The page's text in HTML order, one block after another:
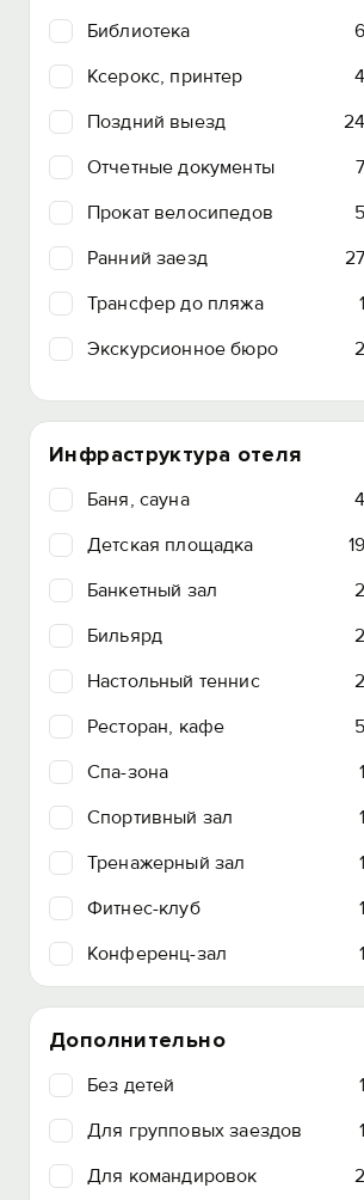
Библиотека
6
Ксерокс, принтер
4
Поздний выезд
24
Отчетные документы
7
Прокат велосипедов
5
Ранний заезд
27
Трансфер до пляжа
1
Экскурсионное бюро
2
Инфраструктура отеля
Баня, сауна
4
Детская площадка
19
Банкетный зал
2
Бильярд
2
Настольный теннис
2
Ресторан, кафе
5
Спа-зона
1
Спортивный зал
1
Тренажерный зал
1
Фитнес-клуб
1
Конференц-зал
1
Дополнительно
Без детей
1
Для групповых заездов
1
Для командировок
2